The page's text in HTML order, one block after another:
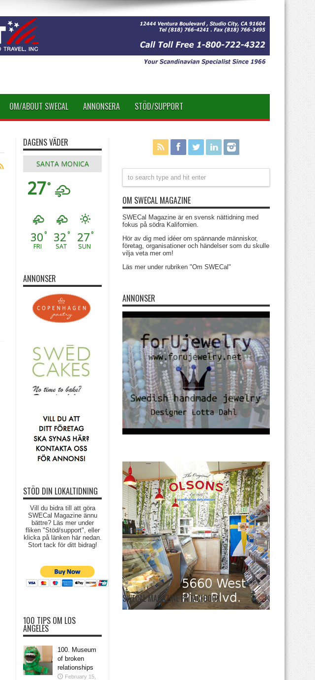
OM/ABOUT SWECAL ANNONSERA STÖD/SUPPORT
DAGENS VÄDER
SANTA MONICA
27°
30°
FRI
32°
SAT
27°
SUN
ANNONSER
STÖD DIN LOKALTIDNING
Vill du bidra till att göra
SWECal Magazine ännu
bättre? Läs mer under
fliken "Stöd/support", eller
klicka på länken här nedan.
Stort tack för ditt bidrag!
100 TIPS OM LOS
ANGELES
100. Museum
of broken
relationships
February 15,
OM SWECAL MAGAZINE
SWECal Magazine är en svensk nättidning med
fokus på södra Kalifornien.
Hör av dig med idéer om spännande människor,
företag, organisationer och händelser som du skulle
vilja veta mer om!
Läs mer under rubriken "Om SWECal"
ANNONSER
SWECAL MAGAZINE PÅ FACEBOOK